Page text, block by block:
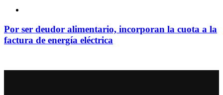
Por ser deudor alimentario, incorporan la cuota a la
factura de energía eléctrica